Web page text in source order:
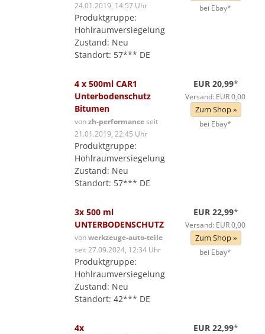
24.01.2019, 14:57 Uhr
Produktgruppe:
Hohlraumversiegelung
Zustand: Neu
Standort: 57*** DE
bei Ebay*
4 x 500ml CAR1
Unterbodenschutz
Bitumen
vonzh-performanceseit
21.01.2019, 22:45 Uhr
Produktgruppe:
Hohlraumversiegelung
Zustand: Neu
Standort: 57*** DE
EUR 20,99*
Versand: EUR 0,00
Zum Shop »
bei Ebay*
3x 500 ml
UNTERBODENSCHUTZ
vonwerkzeuge-auto-teile
seit 27.09.2024, 12:34 Uhr
Produktgruppe:
Hohlraumversiegelung
Zustand: Neu
Standort: 42*** DE
EUR 22,99*
Versand: EUR 0,00
Zum Shop »
bei Ebay*
4x
EUR 22,99*